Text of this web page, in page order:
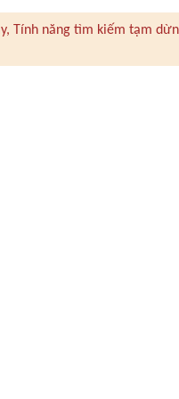
Tính năng tìm kiếm tạm